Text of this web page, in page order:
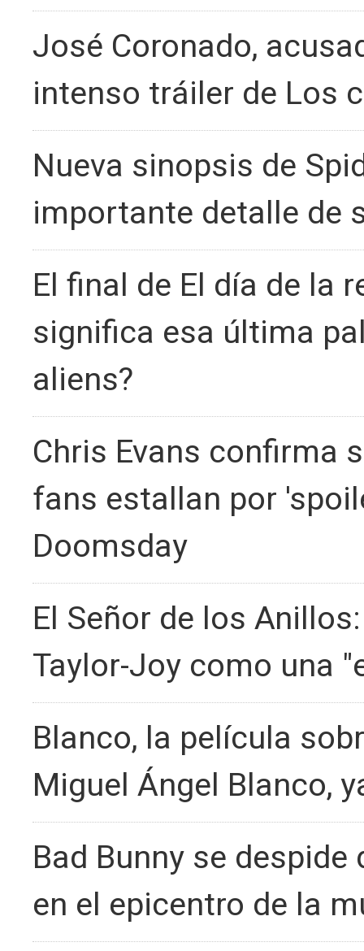
José Coronado,
intenso tráiler de Los
Nueva sinopsis de
importante detalle de
El final de El día de la
significa esa última
aliens?
Chris Evans confirma
fans estallan por
Doomsday
El Señor de los
Taylor-Joy como una
Blanco, la película
Miguel Ángel Blanco,
Bad Bunny se
en el epicentro de la